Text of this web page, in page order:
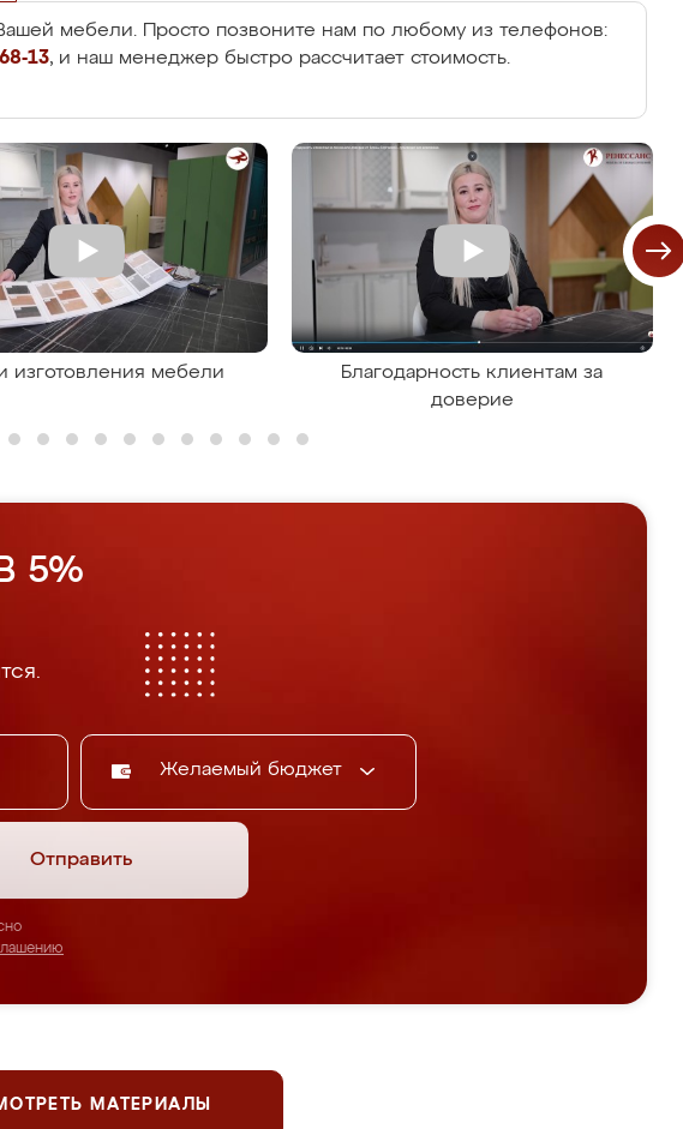
мебели. Просто позвоните нам по любому из телефонов:
13, и наш менеджер быстро рассчитает стоимость.
изготовления мебели
Благодарность клиентам за
доверие
5%
Желаемый бюджет
Отправить
МАТЕРИАЛЫ